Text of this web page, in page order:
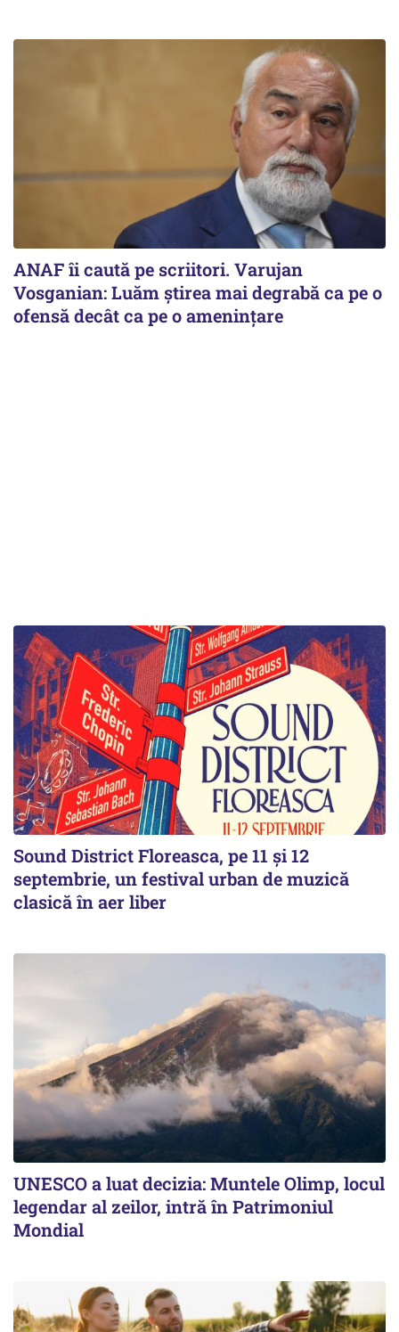
ANAF îi caută pe scriitori. Varujan
Vosganian: Luăm știrea mai degrabă ca pe o
ofensă decât ca pe o amenințare
Sound District Floreasca, pe 11 și 12
septembrie, un festival urban de muzică
clasică în aer liber
UNESCO a luat decizia: Muntele Olimp, locul
legendar al zeilor, intră în Patrimoniul
Mondial